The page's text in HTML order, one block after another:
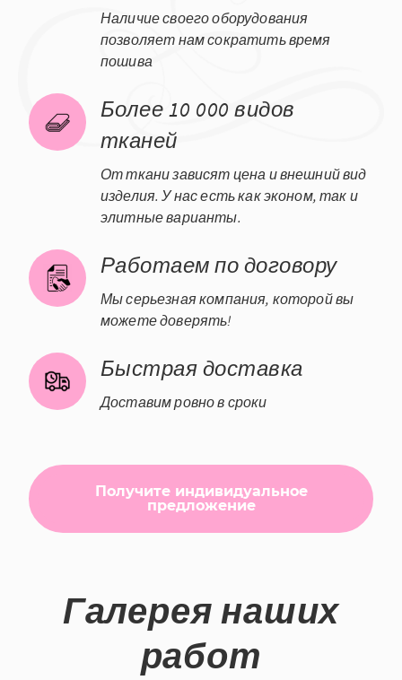
Наличие своего оборудования
позволяет нам сократить время
пошива
Более 10 000 видов
тканей
От ткани зависят цена и внешний вид
изделия. У нас есть как эконом, так и
элитные варианты.
Работаем по договору
Мы серьезная компания, которой вы
можете доверять!
Быстрая доставка
Доставим ровно в сроки
Получите индивидуальное
предложение
Галерея наших
работ